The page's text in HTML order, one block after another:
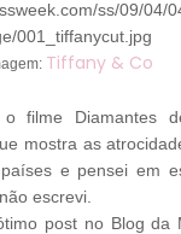
Tiffany & Co
filme Diamantes
mostra as
e pensei em
escrevi.
post no Blog da